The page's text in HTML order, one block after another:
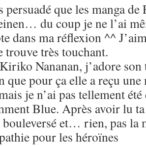
persuadé que les manga
du coup je ne l’ai
dans ma réflexion ^^
trouve très touchant.
Nananan, j’adore
que pour ça elle a reçu
je n’ai pas tellement
Blue. Après avoir lu
bouleversé et… rien, pas la
pour les héroïnes